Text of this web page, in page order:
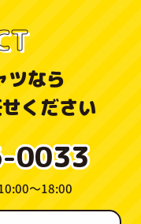
ツなら
ください
0033
〜18:00